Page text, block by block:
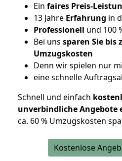
Ein faires Preis-
13 Jahre Erfahrung in
Professionell und 100
Bei uns sparen Sie bis
Umzugskosten
Denn wir spielen nur
eine schnelle
Schnell und einfach
unverbindliche Angebote
ca. 60 % Umzugskosten
Kostenlose